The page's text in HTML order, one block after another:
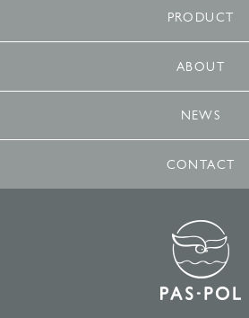
PRODUCT
ABOUT
NEWS
CONTACT